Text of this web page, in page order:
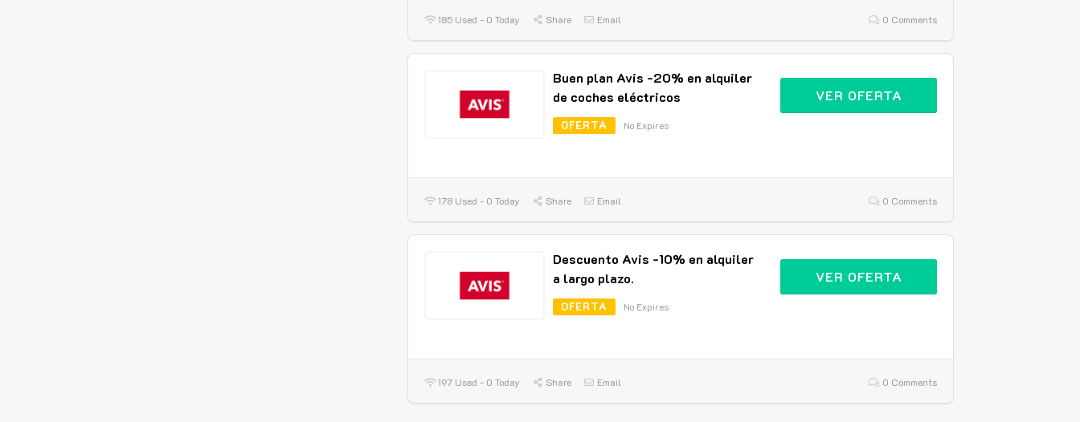
185 Used - 0 Today Share Email 0 Comments
Buen plan Avis -20% en alquiler
de coches eléctricos
OFERTA No Expires
VER OFERTA
178 Used - 0 Today Share Email 0 Comments
Descuento Avis -10% en alquiler
a largo plazo.
OFERTA No Expires
VER OFERTA
197 Used - 0 Today Share Email 0 Comments